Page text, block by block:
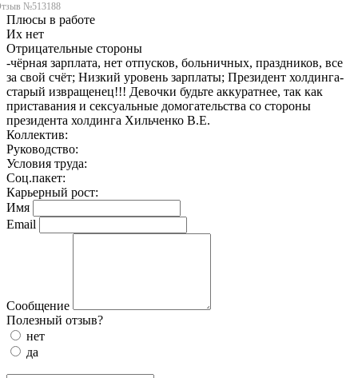
№513188
Плюсы в работе
Их нет
Отрицательные стороны
-чёрная зарплата, нет отпусков, больничных, праздников, все
за свой счёт; Низкий уровень зарплаты; Президент холдинга-
старый извращенец!!! Девочки будьте аккуратнее, так как
приставания и сексуальные домогательства со стороны
президента холдинга Хильченко В.Е.
Коллектив:
Руководство:
Условия труда:
Соц.пакет:
Карьерный рост:
Имя
Email
Сообщение
Полезный отзыв?
нет
да